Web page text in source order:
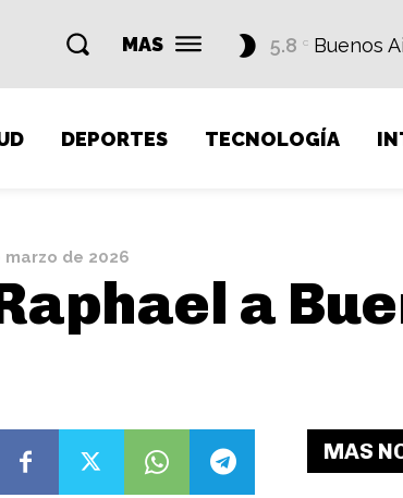
MAS 5.8 C Buenos
DEPORTES TECNOLOGÍA
marzo de 2026
a
MAS